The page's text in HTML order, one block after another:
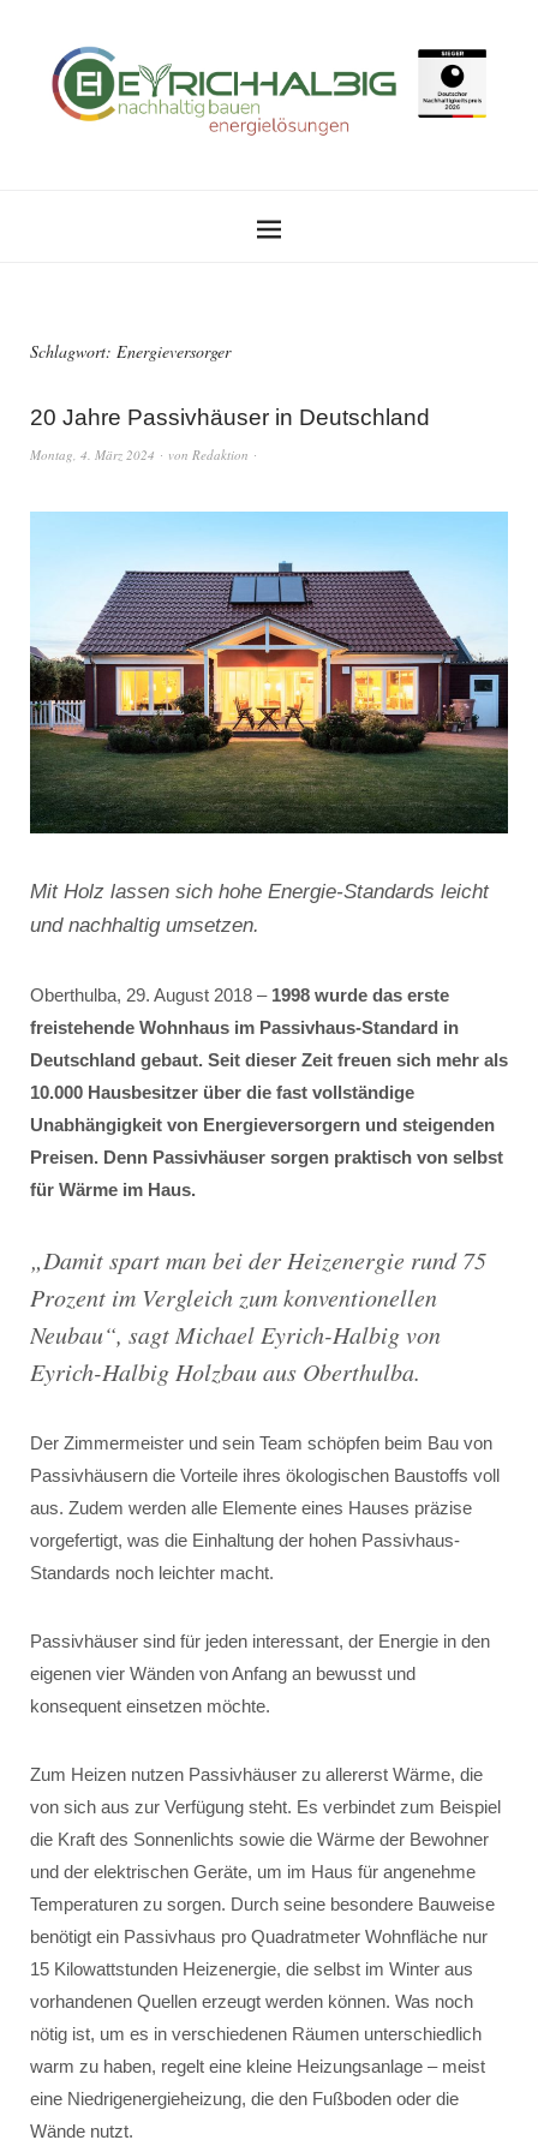
Schlagwort: Energieversorger
20 Jahre Passivhäuser in Deutschland
Montag, 4. März 2024 von Redaktion
Mit Holz lassen sich hohe Energie-Standards leicht
und nachhaltig umsetzen.
Oberthulba, 29. August 2018 – 1998 wurde das erste
freistehende Wohnhaus im Passivhaus-Standard in
Deutschland gebaut. Seit dieser Zeit freuen sich mehr als
10.000 Hausbesitzer über die fast vollständige
Unabhängigkeit von Energieversorgern und steigenden
Preisen. Denn Passivhäuser sorgen praktisch von selbst
für Wärme im Haus.
„Damit spart man bei der Heizenergie rund 75
Prozent im Vergleich zum konventionellen
Neubau“, sagt Michael Eyrich-Halbig von
Eyrich-Halbig Holzbau aus Oberthulba.
Der Zimmermeister und sein Team schöpfen beim Bau von
Passivhäusern die Vorteile ihres ökologischen Baustoffs voll
aus. Zudem werden alle Elemente eines Hauses präzise
vorgefertigt, was die Einhaltung der hohen Passivhaus-
Standards noch leichter macht.
Passivhäuser sind für jeden interessant, der Energie in den
eigenen vier Wänden von Anfang an bewusst und
konsequent einsetzen möchte.
Zum Heizen nutzen Passivhäuser zu allererst Wärme, die
von sich aus zur Verfügung steht. Es verbindet zum Beispiel
die Kraft des Sonnenlichts sowie die Wärme der Bewohner
und der elektrischen Geräte, um im Haus für angenehme
Temperaturen zu sorgen. Durch seine besondere Bauweise
benötigt ein Passivhaus pro Quadratmeter Wohnfläche nur
15 Kilowattstunden Heizenergie, die selbst im Winter aus
vorhandenen Quellen erzeugt werden können. Was noch
nötig ist, um es in verschiedenen Räumen unterschiedlich
warm zu haben, regelt eine kleine Heizungsanlage – meist
eine Niedrigenergieheizung, die den Fußboden oder die
Wände nutzt.